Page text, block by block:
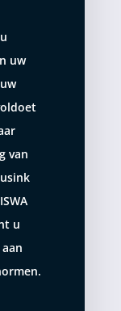
uw
van
u